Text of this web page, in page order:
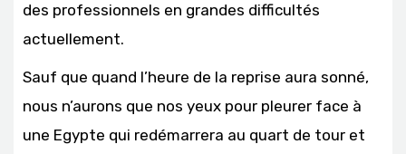
des professionnels en grandes difficultés
actuellement.
Sauf que quand l’heure de la reprise aura sonné,
nous n’aurons que nos yeux pour pleurer face à
une Egypte qui redémarrera au quart de tour et